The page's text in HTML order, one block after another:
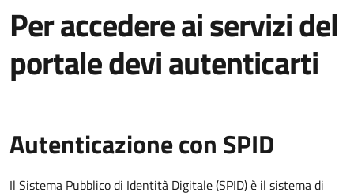
Per accedere ai servizi del
portale devi autenticarti
Autenticazione con SPID
Il Sistema Pubblico di Identità Digitale (SPID) è il sistema di